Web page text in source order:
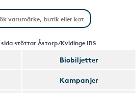
sida stöttar Åstorp/Kvidinge IBS
Biobiljetter
Kampanjer